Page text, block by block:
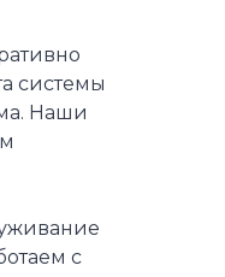
системы
Наши
с